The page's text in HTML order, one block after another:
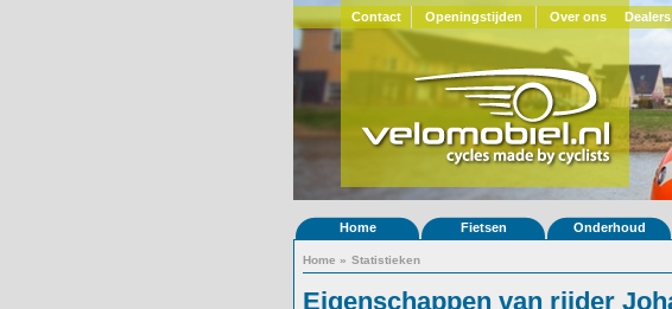
Contact Openingstijden Over ons Dealers
Home Fietsen Onderhoud
Home » Statistieken
Eigenschappen van rijder